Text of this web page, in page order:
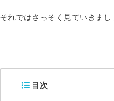
それではさっそく見ていきまし
目次